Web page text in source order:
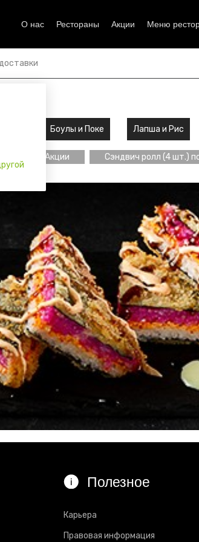
О нас Рестораны Акции Меню
Боулы и Поке Лапша и Рис
для Акции Сэндвич ролл (4 шт.)
Полезное
Карьера
Правовая информация